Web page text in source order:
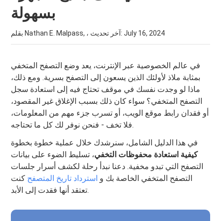
بسهولة
بقلم Nathan E. Malpass, ، آخر تحديث:July 16, 2024
في عالم الخصوصية عبر الإنترنت، يعد وضع التصفح المتخفي
بمثابة ملاذ لأولئك الذين يسعون إلى التصفح بسرية. ومع ذلك،
ماذا لو وجدت نفسك في موقف تحتاج فيه إلى استعادة سجل
التصفح المتخفي؟ سواء كان ذلك بسبب الإغلاق غير المقصود،
أو فقدان رابط موقع الويب، أو تسرب جزء مهم من المعلومات،
فلا تخف - فنحن نوفر لك كل ما تحتاجه.
في هذا الدليل الشامل، سنرشدك خلال عملية خطوة بخطوة
كيفية استعادة محفوظات التخفي، تسليط الضوء على بيانات
التصفح التي تبدو مخفية. دعنا نبدأ رحلة لكشف أسرار جلسات
التصفح المتخفي الخاصة بك و استرداد تاريخ المتصفح كنت
تعتقد أنها فقدت إلى الأبد.